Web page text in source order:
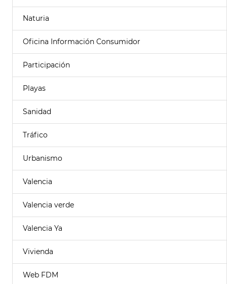
Naturia
Oficina Información Consumidor
Participación
Playas
Sanidad
Tráfico
Urbanismo
Valencia
Valencia verde
Valencia Ya
Vivienda
Web FDM